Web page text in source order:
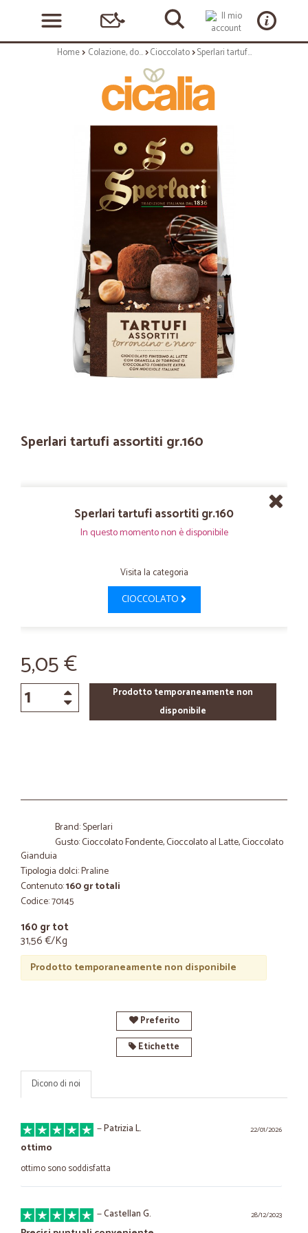
Home Colazione, dolciumi e snack Cioccolato Sperlari tartufi assortiti gr.160
Sperlari tartufi assortiti gr.160
Sperlari tartufi assortiti gr.160
In questo momento non è disponibile
Visita la categoria
CIOCCOLATO
5,05 €
Prodotto temporaneamente non
disponibile
Brand: Sperlari
Gusto: Cioccolato Fondente, Cioccolato al Latte, Cioccolato
Gianduia
Tipologia dolci: Praline
Contenuto:160 gr totali
Codice: 70145
160 gr tot
31,56 €/Kg
Prodotto temporaneamente non disponibile
Preferito
Etichette
Dicono di noi
22/01/2026
—Patrizia L.
ottimo
ottimo sono soddisfatta
28/12/2023
—Castellan G.